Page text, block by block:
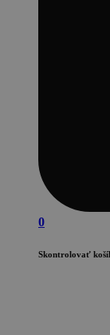
0
Skontrolovať